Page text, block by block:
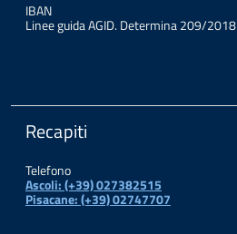
IBAN
Linee guida AGID. Determina 209/2018
Recapiti
Telefono
Ascoli: (+39) 027382515
Pisacane: (+39) 02747707